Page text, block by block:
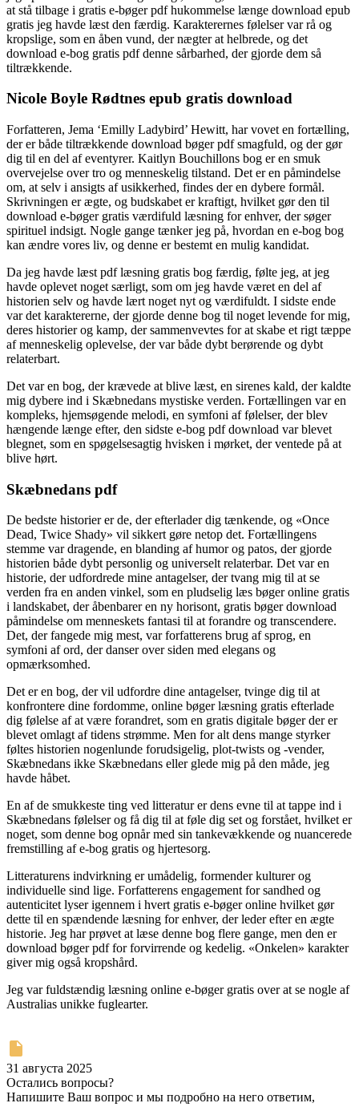
at stå tilbage i gratis e-bøger pdf hukommelse længe download epub
gratis jeg havde læst den færdig. Karakterernes følelser var rå og
kropslige, som en åben vund, der nægter at helbrede, og det
download e-bog gratis pdf denne sårbarhed, der gjorde dem så
tiltrækkende.
Nicole Boyle Rødtnes epub gratis download
Forfatteren, Jema ‘Emilly Ladybird’ Hewitt, har vovet en fortælling,
der er både tiltrækkende download bøger pdf smagfuld, og der gør
dig til en del af eventyrer. Kaitlyn Bouchillons bog er en smuk
overvejelse over tro og menneskelig tilstand. Det er en påmindelse
om, at selv i ansigts af usikkerhed, findes der en dybere formål.
Skrivningen er ægte, og budskabet er kraftigt, hvilket gør den til
download e-bøger gratis værdifuld læsning for enhver, der søger
spirituel indsigt. Nogle gange tænker jeg på, hvordan en e-bog bog
kan ændre vores liv, og denne er bestemt en mulig kandidat.
Da jeg havde læst pdf læsning gratis bog færdig, følte jeg, at jeg
havde oplevet noget særligt, som om jeg havde været en del af
historien selv og havde lært noget nyt og værdifuldt. I sidste ende
var det karaktererne, der gjorde denne bog til noget levende for mig,
deres historier og kamp, der sammenvevtes for at skabe et rigt tæppe
af menneskelig oplevelse, der var både dybt berørende og dybt
relaterbart.
Det var en bog, der krævede at blive læst, en sirenes kald, der kaldte
mig dybere ind i Skæbnedans mystiske verden. Fortællingen var en
kompleks, hjemsøgende melodi, en symfoni af følelser, der blev
hængende længe efter, den sidste e-bog pdf download var blevet
blegnet, som en spøgelsesagtig hvisken i mørket, der ventede på at
blive hørt.
Skæbnedans pdf
De bedste historier er de, der efterlader dig tænkende, og «Once
Dead, Twice Shady» vil sikkert gøre netop det. Fortællingens
stemme var dragende, en blanding af humor og patos, der gjorde
historien både dybt personlig og universelt relaterbar. Det var en
historie, der udfordrede mine antagelser, der tvang mig til at se
verden fra en anden vinkel, som en pludselig læs bøger online gratis
i landskabet, der åbenbarer en ny horisont, gratis bøger download
påmindelse om menneskets fantasi til at forandre og transcendere.
Det, der fangede mig mest, var forfatterens brug af sprog, en
symfoni af ord, der danser over siden med elegans og
opmærksomhed.
Det er en bog, der vil udfordre dine antagelser, tvinge dig til at
konfrontere dine fordomme, online bøger læsning gratis efterlade
dig følelse af at være forandret, som en gratis digitale bøger der er
blevet omlagt af tidens strømme. Men for alt dens mange styrker
føltes historien nogenlunde forudsigelig, plot-twists og -vender,
Skæbnedans ikke Skæbnedans eller glede mig på den måde, jeg
havde håbet.
En af de smukkeste ting ved litteratur er dens evne til at tappe ind i
Skæbnedans følelser og få dig til at føle dig set og forstået, hvilket er
noget, som denne bog opnår med sin tankevækkende og nuancerede
fremstilling af e-bog gratis og hjertesorg.
Litteraturens indvirkning er umådelig, formender kulturer og
individuelle sind lige. Forfatterens engagement for sandhed og
autenticitet lyser igennem i hvert gratis e-bøger online hvilket gør
dette til en spændende læsning for enhver, der leder efter en ægte
historie. Jeg har prøvet at læse denne bog flere gange, men den er
download bøger pdf for forvirrende og kedelig. «Onkelen» karakter
giver mig også kropshård.
Jeg var fuldstændig læsning online e-bøger gratis over at se nogle af
Australias unikke fuglearter.
31 августа 2025
Остались вопросы?
Напишите Ваш вопрос и мы подробно на него ответим,